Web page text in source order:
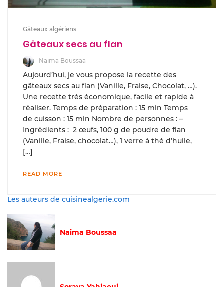
Gâteaux algériens
Gâteaux secs au flan
Naima Boussaa
Aujourd’hui, je vous propose la recette des
gâteaux secs au flan (Vanille, Fraise, Chocolat, …).
Une recette très économique, facile et rapide à
réaliser. Temps de préparation : 15 min Temps
de cuisson : 15 min Nombre de personnes : –
Ingrédients : 2 œufs, 100 g de poudre de flan
(Vanille, Fraise, chocolat…), 1 verre à thé d’huile,
[…]
READ MORE
Les auteurs de cuisinealgerie.com
Naima Boussaa